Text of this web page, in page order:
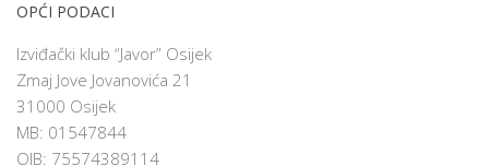
OPĆI PODACI
Izviđački klub “Javor” Osijek
Zmaj Jove Jovanovića 21
31000 Osijek
MB: 01547844
OIB: 75574389114